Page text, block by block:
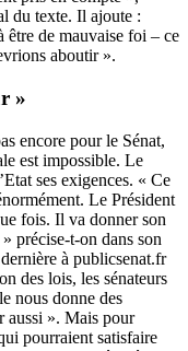
du texte. Il ajoute :
être de mauvaise foi – ce
aboutir ».
»
encore pour le Sénat,
est impossible. Le
ses exigences. « Ce
Le Président
fois. Il va donner son
précise-t-on dans son
à publicsenat.fr
des lois, les sénateurs
nous donne des
aussi ». Mais pour
pourraient satisfaire